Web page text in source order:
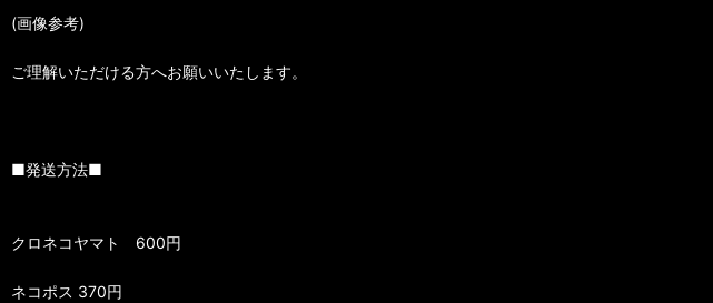
(画像参考)
ご理解いただける方へお願いいたします。
■発送方法■
クロネコヤマト 600円
ネコポス 370円